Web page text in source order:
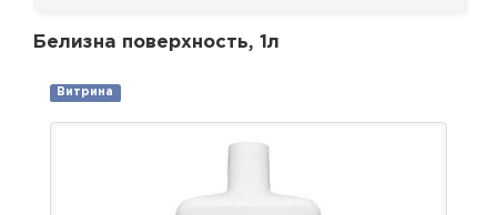
Белизна поверхность, 1л
Витрина